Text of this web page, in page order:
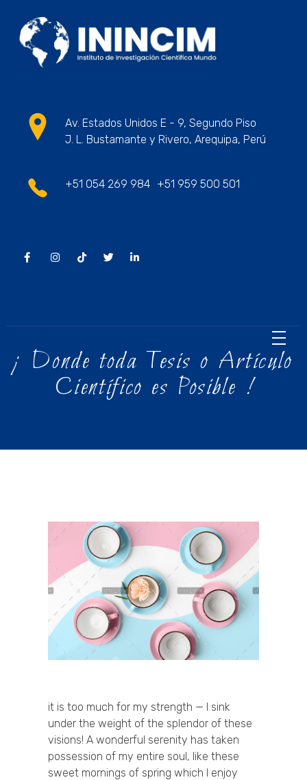
Av. Estados Unidos E - 9, Segundo Piso
J. L. Bustamante y Rivero, Arequipa, Perú
+51 054 269 984 +51 959 500 501
¡ Donde toda Tesis o Artículo
Científico es Posible !
it is too much for my strength — I sink
under the weight of the splendor of these
visions! A wonderful serenity has taken
possession of my entire soul, like these
sweet mornings of spring which I enjoy